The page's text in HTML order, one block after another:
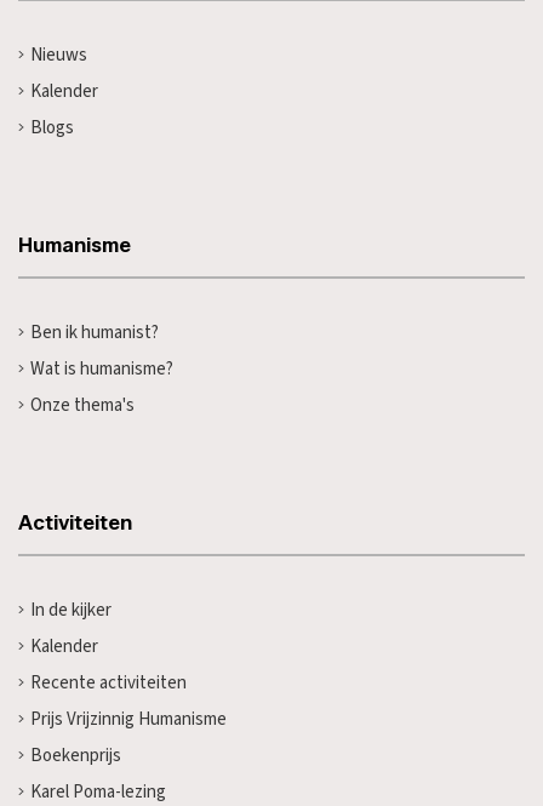
Nieuws
Kalender
Blogs
Humanisme
Ben ik humanist?
Wat is humanisme?
Onze thema's
Activiteiten
In de kijker
Kalender
Recente activiteiten
Prijs Vrijzinnig Humanisme
Boekenprijs
Karel Poma-lezing